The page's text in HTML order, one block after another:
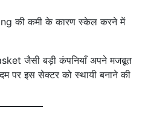
की कमी के कारण स्केल करने में
जैसी बड़ी कंपनियाँ अपने मजबूत
पर इस सेक्टर को स्थायी बनाने की